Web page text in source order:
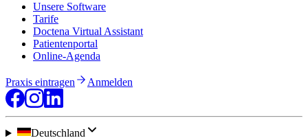
Unsere Software
Tarife
Doctena Virtual Assistant
Patientenportal
Online-Agenda
Praxis eintragen Anmelden
Deutschland